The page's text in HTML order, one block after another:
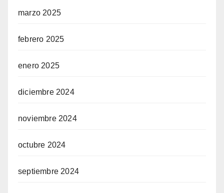
marzo 2025
febrero 2025
enero 2025
diciembre 2024
noviembre 2024
octubre 2024
septiembre 2024